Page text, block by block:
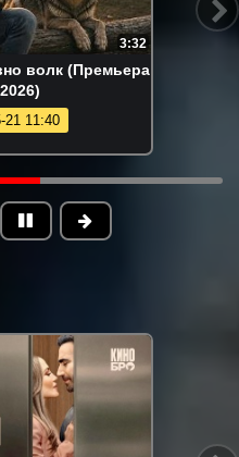
(Премьера клипа 2026)
2026-06-02 13:00